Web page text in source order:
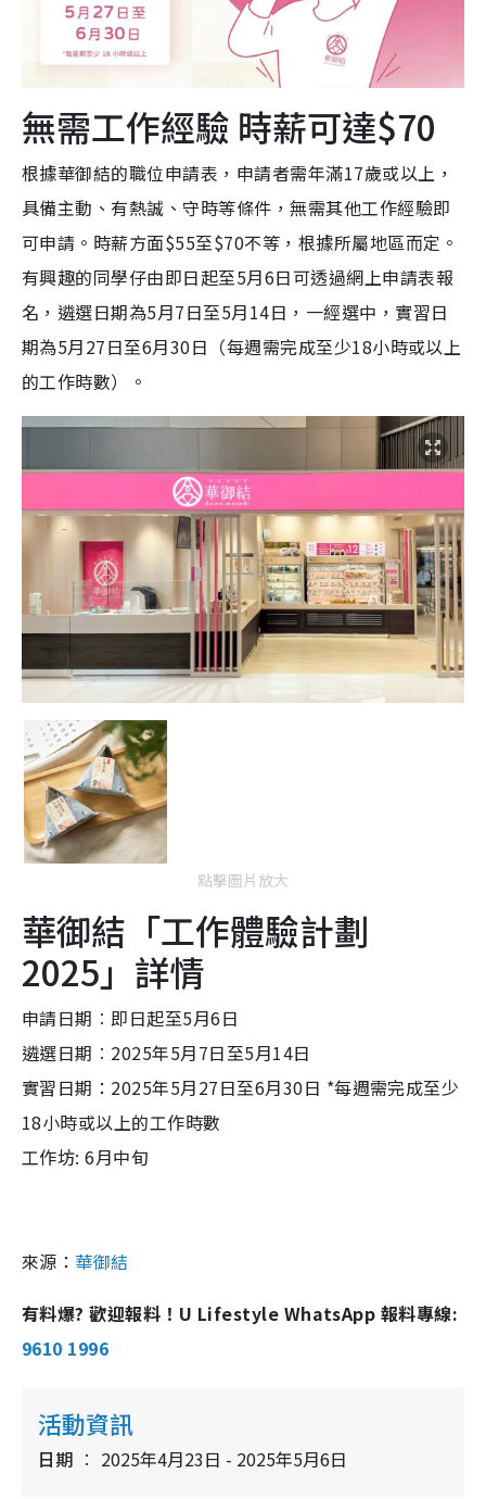
無需工作經驗 時薪可達$70
根據華御結的職位申請表，申請者需年滿17歲或以上，
具備主動、有熱誠、守時等條件，無需其他工作經驗即
可申請。時薪方面$55至$70不等，根據所屬地區而定。
有興趣的同學仔由即日起至5月6日可透過網上申請表報
名，遴選日期為5月7日至5月14日，一經選中，實習日
期為5月27日至6月30日（每週需完成至少18小時或以上
的工作時數）。
點擊圖片放大
華御結「工作體驗計劃
2025」詳情
申請日期︰即日起至5月6日
遴選日期︰2025年5月7日至5月14日
實習日期：2025年5月27日至6月30日 *每週需完成至少
18小時或以上的工作時數
工作坊: 6月中旬
來源： 華御結
有料爆? 歡迎報料！U Lifestyle WhatsApp 報料專線:
9610 1996
活動資訊
日期 2025年4月23日 - 2025年5月6日